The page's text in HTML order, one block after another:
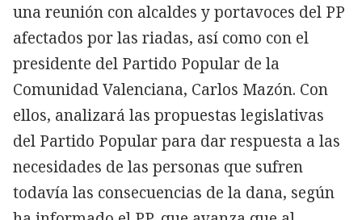
una reunión con alcaldes y portavoces del PP
afectados por las riadas, así como con el
presidente del Partido Popular de la
Comunidad Valenciana, Carlos Mazón. Con
ellos, analizará las propuestas legislativas
del Partido Popular para dar respuesta a las
necesidades de las personas que sufren
todavía las consecuencias de la dana, según